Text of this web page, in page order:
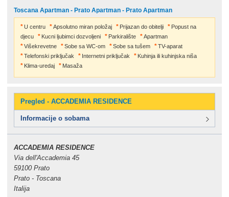
Toscana Apartman - Prato Apartman - Prato Apartman
U centru Apsolutno miran položaj Prijazan do obitelji
Popust na
djecu
Kucni ljubimci dozvoljeni Parkiralište
Apartman
Višekrevetne
Sobe sa WC-om Sobe sa tušem
TV-aparat
Telefonski priključak
Internetni priključak
Kuhinja ili kuhinjska niša
Klima-uredaj
Masaža
Pregled - ACCADEMIA RESIDENCE
Informacije o sobama
ACCADEMIA RESIDENCE
Via dell'Accademia 45
59100 Prato
Prato - Toscana
Italija